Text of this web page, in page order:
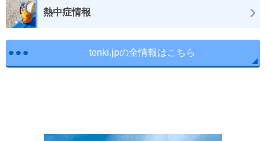
熱中症情報
tenki.jpの全情報はこちら